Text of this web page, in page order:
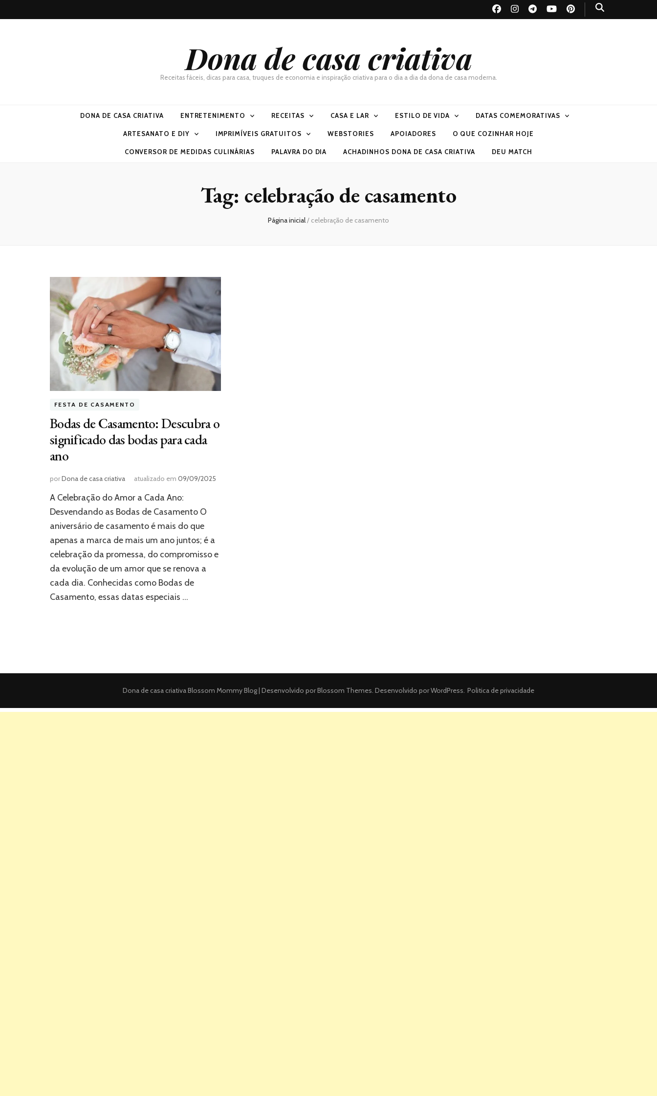
Dona de casa criativa
Receitas fáceis, dicas para casa, truques de economia e inspiração criativa para o dia a dia da dona de casa moderna.
DONA DE CASA CRIATIVA ENTRETENIMENTO RECEITAS CASA E LAR ESTILO DE VIDA DATAS COMEMORATIVAS
ARTESANATO E DIY IMPRIMÍVEIS GRATUITOS WEBSTORIES APOIADORES O QUE COZINHAR HOJE
CONVERSOR DE MEDIDAS CULINÁRIAS PALAVRA DO DIA ACHADINHOS DONA DE CASA CRIATIVA DEU MATCH
Tag: celebração de casamento
Página inicial/ celebração de casamento
FESTA DE CASAMENTO
Bodas de Casamento: Descubra o
significado das bodas para cada
ano
porDona de casa criativa atualizado em 09/09/2025
A Celebração do Amor a Cada Ano:
Desvendando as Bodas de Casamento O
aniversário de casamento é mais do que
apenas a marca de mais um ano juntos; é a
celebração da promessa, do compromisso e
da evolução de um amor que se renova a
cada dia. Conhecidas como Bodas de
Casamento, essas datas especiais …
Dona de casa criativaBlossom Mommy Blog | Desenvolvido porBlossom Themes. Desenvolvido porWordPress. Politica de privacidade